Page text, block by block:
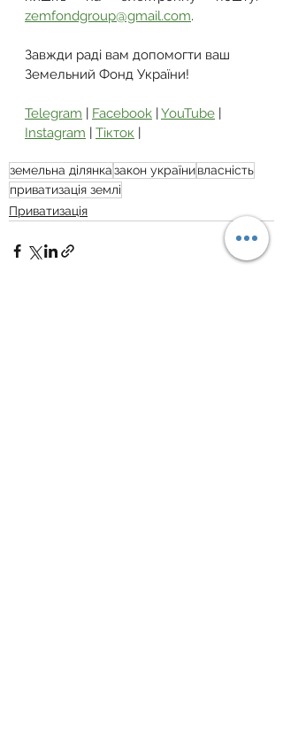
zemfondgroup@gmail.com.
Завжди раді вам допомогти ваш
Земельний Фонд України!
Telegram | Facebook | YouTube |
Instagram | Тікток |
земельна ділянказакон українивласність
приватизація землі
Приватизація